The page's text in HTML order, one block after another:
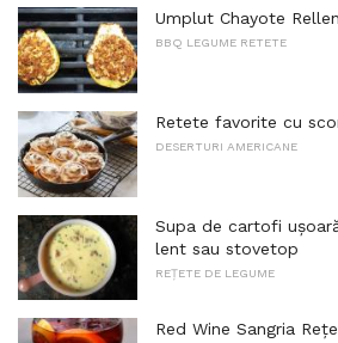
Umplut Chayote
BBQ LEGUME RETETE
Retete favorite cu
DESERTURI AMERICANE
Supa de cartofi
lent sau stovetop
REȚETE DE LEGUME
Red Wine Sangria